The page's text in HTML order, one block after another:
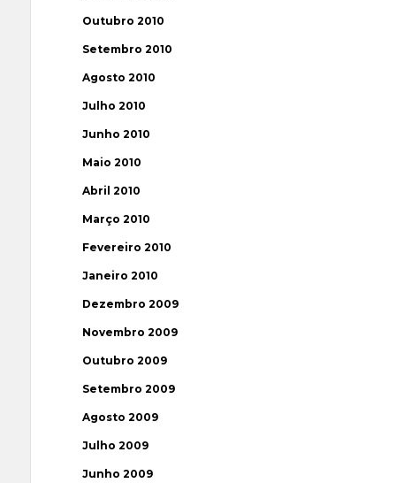
Outubro 2010
Setembro 2010
Agosto 2010
Julho 2010
Junho 2010
Maio 2010
Abril 2010
Março 2010
Fevereiro 2010
Janeiro 2010
Dezembro 2009
Novembro 2009
Outubro 2009
Setembro 2009
Agosto 2009
Julho 2009
Junho 2009